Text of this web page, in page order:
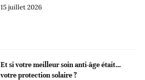
15 juillet 2026
Et si votre meilleur soin anti-âge était…
votre protection solaire ?